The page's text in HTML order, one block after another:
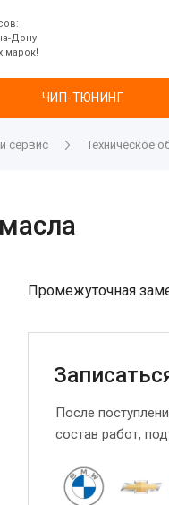
Дону
марок!
ЧИП-ТЮНИНГ
сервис Техническое
Промежуточная
После
состав работ,